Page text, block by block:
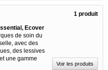
Ecover
de soin du
avec des
des lessives
une gamme
1 produit
Voir les produits